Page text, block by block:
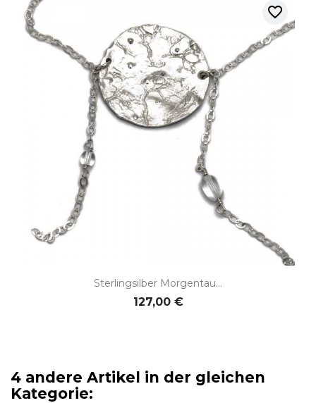
Sterlingsilber Morgentau...
127,00 €
favorite_border
4 andere Artikel in der gleichen
Kategorie: